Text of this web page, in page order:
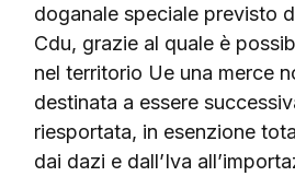
doganale speciale previsto
Cdu, grazie al quale è
nel territorio Ue una merce
destinata a essere
riesportata, in esenzione
dai dazi e dall’Iva